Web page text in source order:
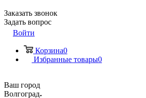
Заказать звонок
Задать вопрос
Войти
Корзина0
Избранные товары0
Ваш город
Волгоград